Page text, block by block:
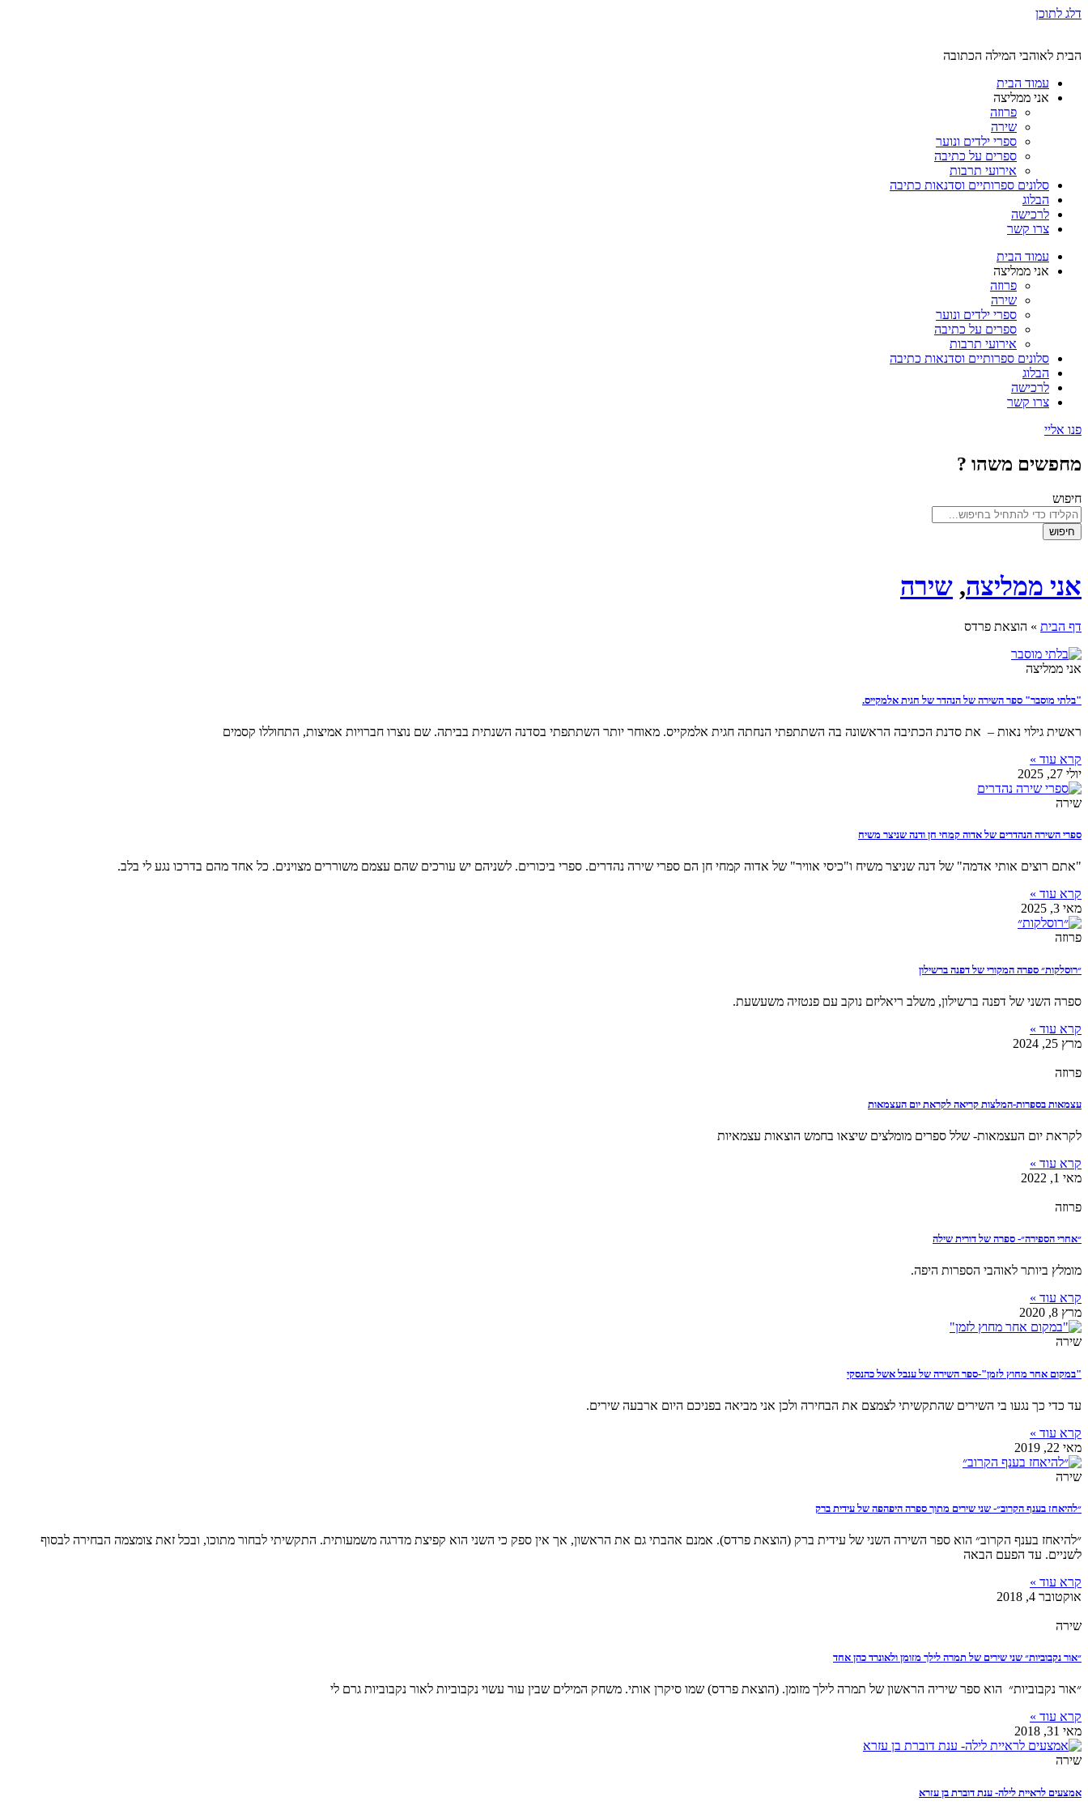
דלג לתוכן
הבית לאוהבי המילה הכתובה
עמוד הבית
אני ממליצה
פרוזה
שירה
ספרי ילדים ונוער
ספרים על כתיבה
אירועי תרבות
סלונים ספרותיים וסדנאות כתיבה
הבלוג
לרכישה
צרו קשר
עמוד הבית
אני ממליצה
פרוזה
שירה
ספרי ילדים ונוער
ספרים על כתיבה
אירועי תרבות
סלונים ספרותיים וסדנאות כתיבה
הבלוג
לרכישה
צרו קשר
פנו אליי
מחפשים משהו ?
חיפוש
חיפוש
אני ממליצה, שירה
דף הבית » הוצאת פרדס
אני ממליצה
"בלתי מוסבר" ספר השירה של הנהדר של חגית אלמקייס.
ראשית גילוי נאות – את סדנת הכתיבה הראשונה בה השתתפתי הנחתה חגית אלמקייס. מאוחר יותר השתתפתי בסדנה השנתית בביתה. שם נוצרו חברויות אמיצות, התחוללו קסמים
קרא עוד »
יולי 27, 2025
שירה
ספרי השירה הנהדרים של אדוה קמחי חן ודנה שניצר משיח
"אתם רוצים אותי אדמה" של דנה שניצר משיח ו"כיסי אוויר" של אדוה קמחי חן הם ספרי שירה נהדרים. ספרי ביכורים. לשניהם יש עורכים שהם עצמם משוררים מצוינים. כל אחד מהם בדרכו נגע לי בלב.
קרא עוד »
מאי 3, 2025
פרוזה
״רוסלקות״ ספרה המקורי של דפנה ברשילון
ספרה השני של דפנה ברשילון, משלב ריאליזם נוקב עם פנטזיה משעשעת.
קרא עוד »
מרץ 25, 2024
פרוזה
עצמאות בספרות-המלצות קריאה לקראת יום העצמאות
לקראת יום העצמאות- שלל ספרים מומלצים שיצאו בחמש הוצאות עצמאיות
קרא עוד »
מאי 1, 2022
פרוזה
״אחרי הספירה״- ספרה של דורית שילה
מומלץ ביותר לאוהבי הספרות היפה.
קרא עוד »
מרץ 8, 2020
שירה
"במקום אחר מחוץ לזמן"-ספר השירה של ענבל אשל כהנסקי
עד כדי כך נגעו בי השירים שהתקשיתי לצמצם את הבחירה ולכן אני מביאה בפניכם היום ארבעה שירים.
קרא עוד »
מאי 22, 2019
שירה
״להיאחז בענף הקרוב״- שני שירים מתוך ספרה היפהפה של עידית ברק
״להיאחז בענף הקרוב״ הוא ספר השירה השני של עידית ברק (הוצאת פרדס). אמנם אהבתי גם את הראשון, אך אין ספק כי השני הוא קפיצת מדרגה משמעותית. התקשיתי לבחור מתוכו, ובכל זאת צומצמה הבחירה לבסוף
לשניים. עד הפעם הבאה
קרא עוד »
אוקטובר 4, 2018
שירה
״אור נקבוביות״ שני שירים של תמרה לילך מזומן ולאונרד כהן אחד
״אור נקבוביות״ הוא ספר שיריה הראשון של תמרה לילך מזומן. (הוצאת פרדס) שמו סיקרן אותי. משחק המילים שבין עור עשוי נקבוביות לאור נקבוביות גרם לי
קרא עוד »
מאי 31, 2018
שירה
אמצעים לראיית לילה- ענת דוברת בן עזרא